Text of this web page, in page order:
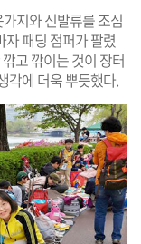
지와 신발류를 조심
패딩 점퍼가 팔렸
고 깎이는 것이 장터
각에 더욱 뿌듯했다.